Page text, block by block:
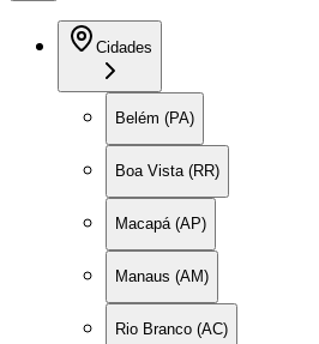
Cidades
Belém (PA)
Boa Vista (RR)
Macapá (AP)
Manaus (AM)
Rio Branco (AC)